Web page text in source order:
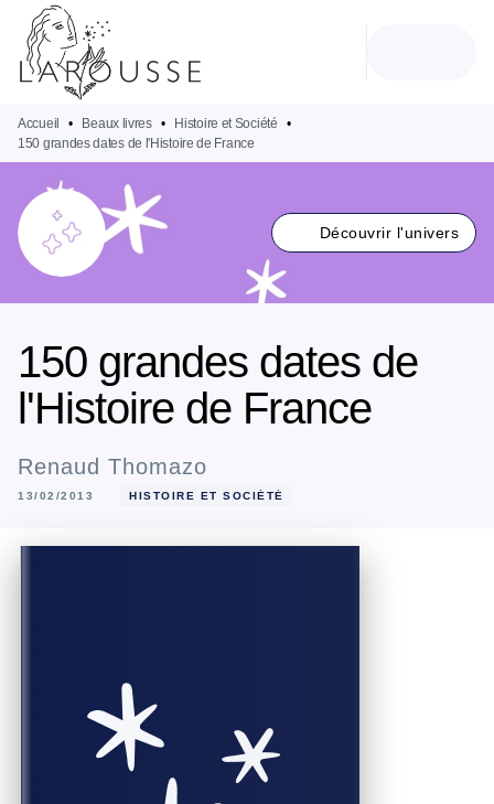
MENU
PIED DE PAGE
Accueil • Beaux livres • Histoire et Société
•
150 grandes dates de l'Histoire de France
Découvrir l'univers
150 grandes dates de
l'Histoire de France
Renaud Thomazo
13/02/2013 HISTOIRE ET SOCIÉTÉ